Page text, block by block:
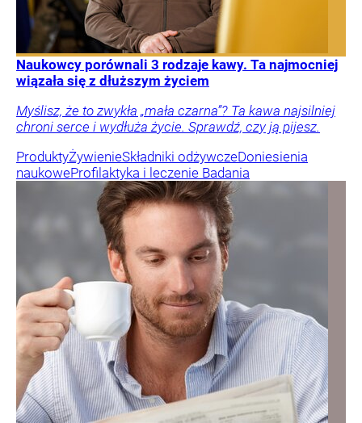
Naukowcy porównali 3 rodzaje kawy. Ta najmocniej
wiązała się z dłuższym życiem
Myślisz, że to zwykła „mała czarna”? Ta kawa najsilniej
chroni serce i wydłuża życie. Sprawdź, czy ją pijesz.
ProduktyŻywienieSkładniki odżywczeDoniesienia
naukoweProfilaktyka i leczenie Badania